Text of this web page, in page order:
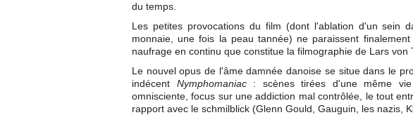
du temps.
Les petites provocations du film (dont l'ablation d'un sein
monnaie, une fois la peau tannée) ne paraissent
naufrage en continu que constitue la filmographie de Lars von
Le nouvel opus de l'âme damnée danoise se situe dans le
indécent Nymphomaniac: scènes tirées d'une même
omnisciente, focus sur une addiction mal contrôlée, le tout
rapport avec le schmilblick (Glenn Gould, Gauguin, les nazis,